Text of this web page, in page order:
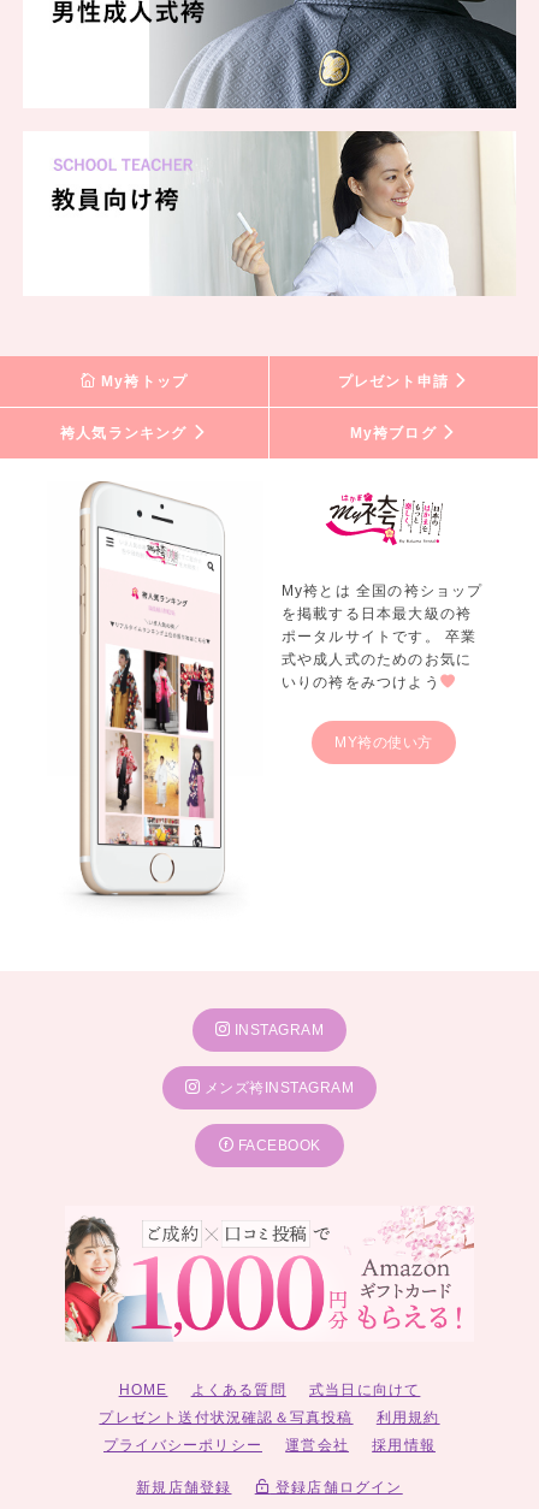
My袴トップ プレゼント申請
袴人気ランキング My袴ブログ
My袴とは 全国の袴ショップ
を掲載する日本最大級の袴
ポータルサイトです。 卒業
式や成人式のためのお気に
いりの袴をみつけよう
MY袴の使い方
INSTAGRAM
メンズ袴INSTAGRAM
FACEBOOK
HOME よくある質問
式当日に向けて
プレゼント送付状況確認＆写真投稿
利用規約
プライバシーポリシー
運営会社 採用情報
新規店舗登録 登録店舗ログイン